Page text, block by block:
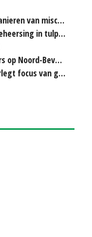
Demonstratie twee manieren van miscanthus hakselen
Mechanische onkruidbeheersing in tulpenteelt steeds...
Jubilerende bietentelers op Noord-Beveland rijden elkaar...
Bemest op z'n Best verlegt focus van grasland naar bouwland